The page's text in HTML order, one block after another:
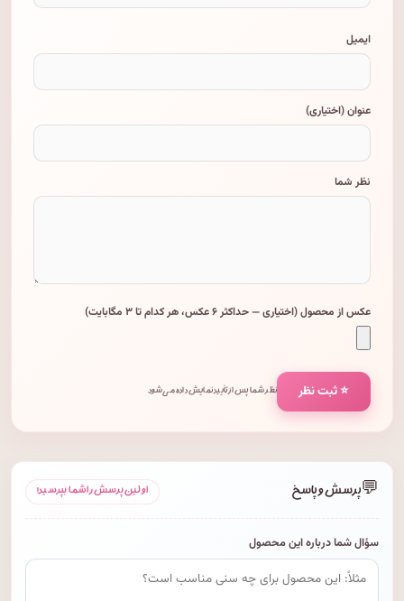
ایمیل
عنوان (اختیاری)
نظر شما
عکس از محصول (اختیاری — حداکثر ۶ عکس، هر کدام تا ۳ مگابایت)
⭐ ثبت نظر نظر شما پس از تأیید نمایش داده می‌شود.
💬پرسش و پاسخ اولین پرسش را شما بپرسید!
سؤال شما درباره این محصول